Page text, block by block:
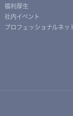
福利厚生
社内イベント
プロフェッショナルネッ